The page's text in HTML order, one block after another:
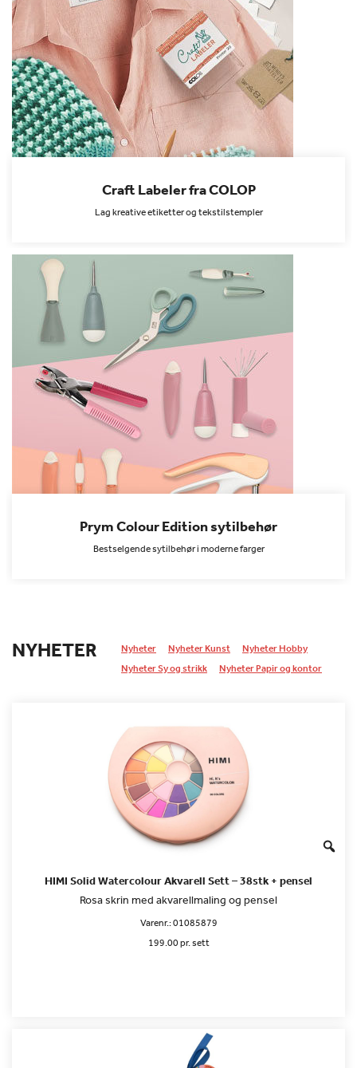
Craft Labeler fra COLOP
Lag kreative etiketter og tekstilstempler
Prym Colour Edition sytilbehør
Bestselgende sytilbehør i moderne farger
NYHETER Nyheter Nyheter Kunst
Nyheter Hobby
Nyheter Sy og strikk
Nyheter Papir og kontor
HIMI Solid Watercolour Akvarell Sett – 38stk + pensel
Rosa skrin med akvarellmaling og pensel
Varenr.:01085879
199.00 pr. sett